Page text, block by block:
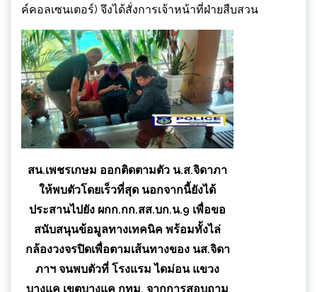
ค์คอลเซนเตอร์) จึงได้สั่งการเจ้าหน้าที่ฝ่ายสืบสวน
สน.เพชรเกษม ออกติดตามตัว น.ส.จิดาภา
ให้พบตัวโดยเร็วที่สุด นอกจากนี้ยังได้
ประสานไปยัง ผกก.กก.สส.บก.น.9 เพื่อขอ
สนับสนุนข้อมูลทางเทคนิค พร้อมทั้งไล่
กล้องวงจรปิดเพื่อตามเส้นทางของ นส.จิดา
ภาฯ จนพบตัวที่ โรงแรม ไดม่อน แขวง
บางแค เขตบางแค กทม. จากการสอบถาม